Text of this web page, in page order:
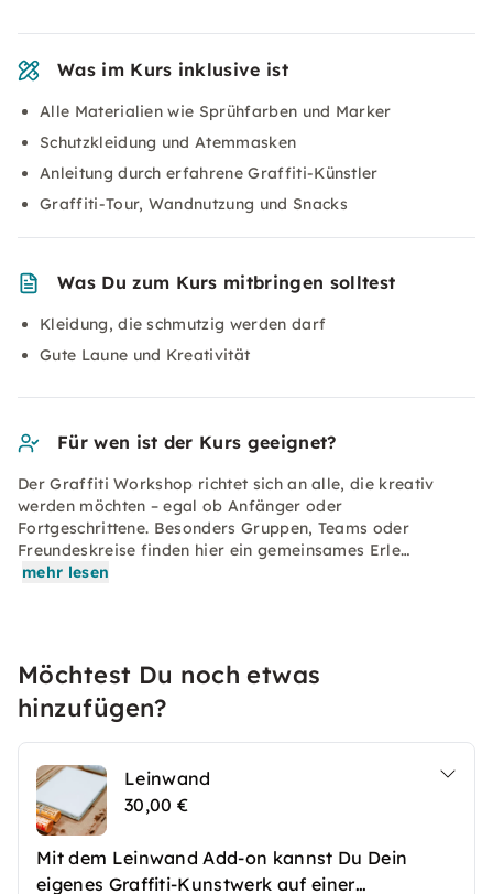
Was im Kurs inklusive ist
Alle Materialien wie Sprühfarben und Marker
Schutzkleidung und Atemmasken
Anleitung durch erfahrene Graffiti-Künstler
Graffiti-Tour, Wandnutzung und Snacks
Was Du zum Kurs mitbringen solltest
Kleidung, die schmutzig werden darf
Gute Laune und Kreativität
Für wen ist der Kurs geeignet?
Der Graffiti Workshop richtet sich an alle, die kreativ
werden möchten – egal ob Anfänger oder
Fortgeschrittene. Besonders Gruppen, Teams oder
Freundeskreise finden hier ein gemeinsames Erle…
mehr lesen
Möchtest Du noch etwas
hinzufügen?
Leinwand
30,00 €
Mit dem Leinwand Add-on kannst Du Dein
eigenes Graffiti-Kunstwerk auf einer